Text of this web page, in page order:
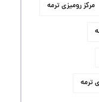
مرکز رومیزی ترمه
ترمه